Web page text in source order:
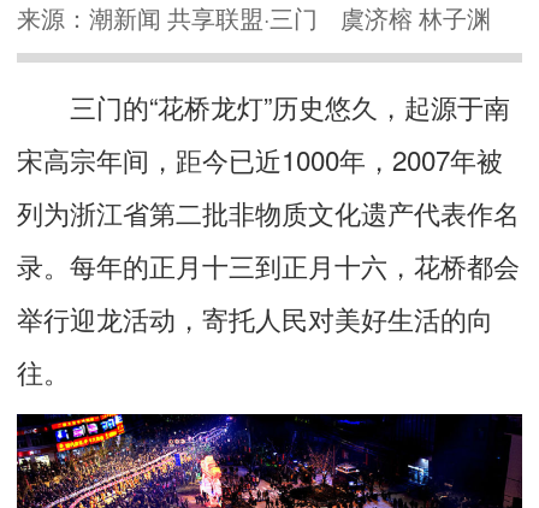
来源：潮新闻 共享联盟·三门
虞济榕 林子渊
三门的“花桥龙灯”历史悠久，起源于南
宋高宗年间，距今已近1000年，2007年被
列为浙江省第二批非物质文化遗产代表作名
录。每年的正月十三到正月十六，花桥都会
举行迎龙活动，寄托人民对美好生活的向
往。